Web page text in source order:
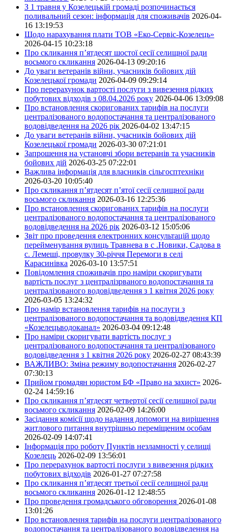
З 1 травня у Козелецькій громаді розпочинається
поливальний сезон: інформація для споживачів 2026-04-
16 13:19:53
Щодо нарахування плати ТОВ «Еко-Сервіс-Козелець»
2026-04-15 10:23:18
Про скликання п’ятдесят шостої сесії селищної ради
восьмого скликання 2026-04-13 09:20:16
До уваги ветеранів війни, учасників бойових дій
Козелецької громади 2026-04-09 09:29:14
Про перерахунок вартості послуги з вивезення рідких
побутових відходів з 08.04.2026 року 2026-04-06 13:09:08
Про встановлення скоригованих тарифів на послуги
централізованого водопостачання та централізованого
водовідведення на 2026 рік 2026-04-02 13:47:15
До уваги ветеранів війни, учасників бойових дій
Козелецької громади 2026-03-30 07:21:01
Запрошення на установчі збори ветеранів та учасників
бойових дій 2026-03-25 07:22:01
Важлива інформація для власників сільгосптехніки
2026-03-20 10:05:40
Про скликання п’ятдесят п’ятої сесії селищної ради
восьмого скликання 2026-03-16 12:25:36
Про встановлення скоригованих тарифів на послуги
централізованого водопостачання та централізованого
водовідведення на 2026 рік 2026-03-12 15:05:06
Звіт про проведення електронних консультацій щодо
перейменування вулиць Травнева в с .Новики, Садова в
с. Лемеші, провулку 30-річчя Перемоги в селі
Карасинівка 2026-03-10 13:57:51
Повідомлення споживачів про наміри скоригувати
вартість послуг з централізрваного водопостачання та
централізованого водовідведення з 1 квітня 2026 року
2026-03-05 13:24:32
Про намір встановлення тарифів на послуги з
централізованого водопостачання та водовідведення КП
«Козелецьводоканал» 2026-03-04 09:12:48
Про наміри скоригувати вартість послуг з
централізованого водопостачання та централізованого
водовідведення з 1 квітня 2026 року 2026-02-27 08:43:39
ВАЖЛИВО: Зміна режиму водопостачання 2026-02-27
07:30:13
Прийом громадян юристом БФ «Право на захист» 2026-
02-24 14:59:16
Про скликання п’ятдесят четвертої сесії селищної ради
восьмого скликання 2026-02-09 14:26:00
Засідання комісії щодо надання допомоги на вирішення
житлового питання внутрішньо переміщеним особам
2026-02-09 14:07:41
Інформація про роботу Пунктів незламності у селищі
Козелець 2026-02-09 13:56:01
Про перерахунок вартості послуги з вивезення рідких
побутових відходів 2026-01-27 07:27:58
Про скликання п’ятдесят третьої сесії селищної ради
восьмого скликання 2026-01-12 12:48:55
Про проведення громадського обговорення 2026-01-08
13:01:26
Про встановлення тарифів на послуги централізованого
водопостачання та централізованого водовідведення на